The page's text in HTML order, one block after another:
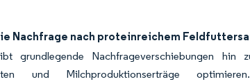
Nachfrage nach proteinreichem
Nachfrageverschiebungen hin
und Milchproduktionserträge